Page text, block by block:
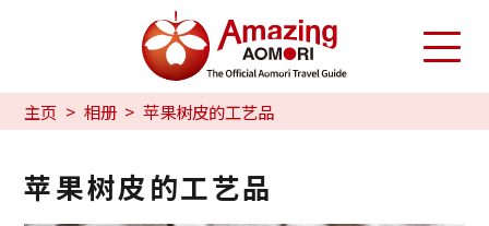
主页 相册 苹果树皮的工艺品
苹果树皮的工艺品